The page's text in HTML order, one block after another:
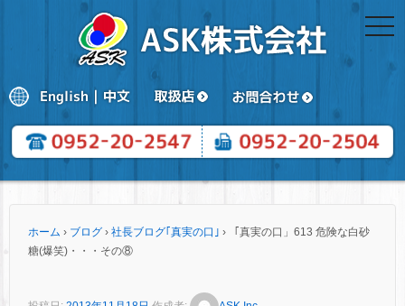
ホーム › ブログ › 社長ブログ｢真実の口｣ ›
「真実の口」613 危険な白砂
糖(爆笑)・・・その⑧